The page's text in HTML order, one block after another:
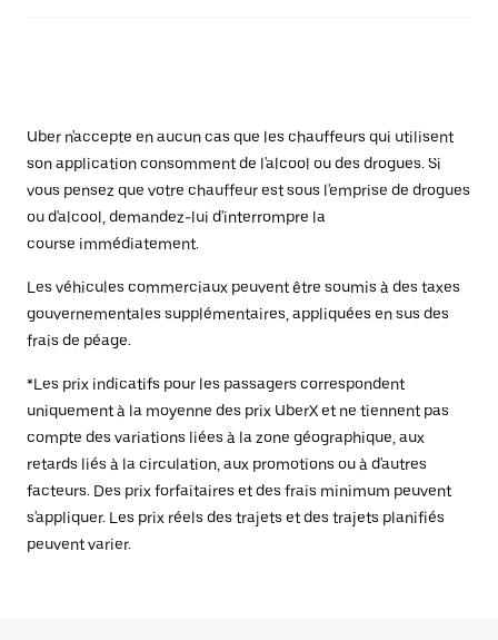
Uber n'accepte en aucun cas que les chauffeurs qui utilisent
son application consomment de l'alcool ou des drogues. Si
vous pensez que votre chauffeur est sous l'emprise de drogues
ou d'alcool, demandez-lui d'interrompre la
course immédiatement.
Les véhicules commerciaux peuvent être soumis à des taxes
gouvernementales supplémentaires, appliquées en sus des
frais de péage.
*Les prix indicatifs pour les passagers correspondent
uniquement à la moyenne des prix UberX et ne tiennent pas
compte des variations liées à la zone géographique, aux
retards liés à la circulation, aux promotions ou à d'autres
facteurs. Des prix forfaitaires et des frais minimum peuvent
s'appliquer. Les prix réels des trajets et des trajets planifiés
peuvent varier.